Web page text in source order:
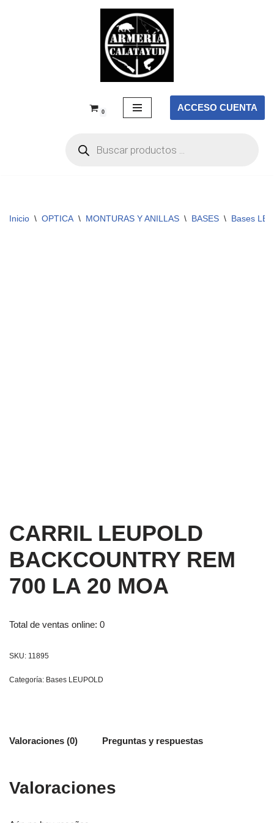
0 ACCESO CUENTA
Inicio \ OPTICA \ MONTURAS Y ANILLAS \ BASES \ Bases
CARRIL LEUPOLD
BACKCOUNTRY REM
700 LA 20 MOA
Total de ventas online: 0
SKU: 11895
Categoría: Bases LEUPOLD
Valoraciones (0) Preguntas y respuestas
Valoraciones